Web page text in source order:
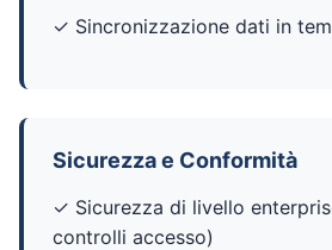
✓ Sincronizzazione dati in
Sicurezza e Conformità
✓ Sicurezza di livello
controlli accesso)